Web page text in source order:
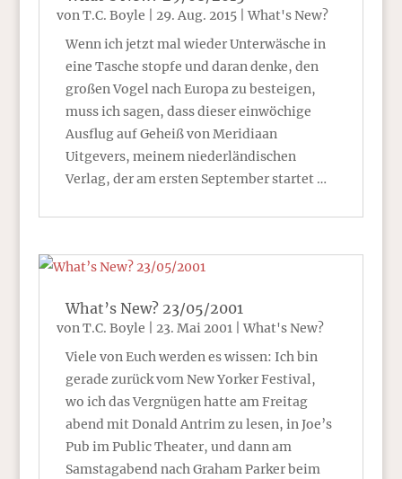
von T.C. Boyle 29. Aug. 2015|What's New?
Wenn ich jetzt mal wieder Unterwäsche in
eine Tasche stopfe und daran denke, den
großen Vogel nach Europa zu besteigen,
muss ich sagen, dass dieser einwöchige
Ausflug auf Geheiß von Meridiaan
Uitgevers, meinem niederländischen
Verlag, der am ersten September startet …
What’s New? 23/05/2001
vonT.C. Boyle 23. Mai 2001|What's New?
Viele von Euch werden es wissen: Ich bin
gerade zurück vom New Yorker Festival,
wo ich das Vergnügen hatte am Freitag
abend mit Donald Antrim zu lesen, in Joe’s
Pub im Public Theater, und dann am
Samstagabend nach Graham Parker beim